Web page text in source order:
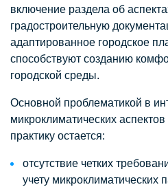
включение раздела об
градостроительную
адаптированное городское
способствуют созданию
городской среды.
Основной проблематикой в
микроклиматических
практику остается:
отсутствие четких
учету микроклиматических